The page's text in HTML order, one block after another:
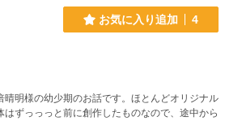
お気に入り追加 4
晴明様の幼少期のお話です。ほとんどオリジナル
ずっっっと前に創作したものなので、途中から